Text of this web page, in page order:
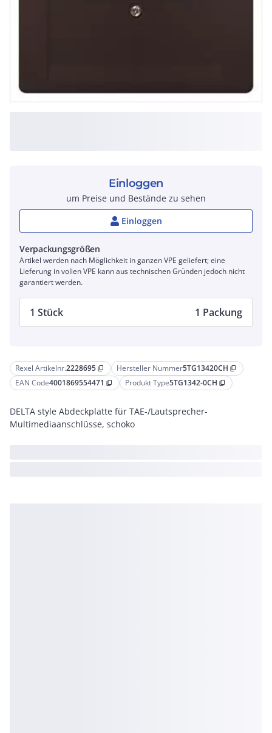
Rexel Artikelnr.2228695 content_copy Hersteller Nummer5TG13420CH content_copy
EAN Code4001869554471 content_copy Produkt Type5TG1342-0CH content_copy
DELTA style Abdeckplatte für TAE-/Lautsprecher-
Multimediaanschlüsse, schoko
Einloggen
um Preise und Bestände zu sehen
Einloggen
Verpackungsgrößen
Artikel werden nach Möglichkeit in ganzen VPE geliefert; eine
Lieferung in vollen VPE kann aus technischen Gründen jedoch nicht
garantiert werden.
1 Stück 1 Packung